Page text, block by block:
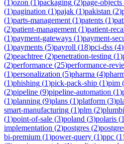
(1)ozon (1)packaging (2)page-objects
(1)pagination (1)pajak (1)pakistan (2)
(1)parts-management (1)patents (1)
(2)patient-management (1)patient-
(1)payment-gateways (1)payment-
(1)payments (5)payroll (18)pci-dss (4)
(2)peachtree (2)penetration-testing (1)
(2)performance (25)performance-
(1)personalization (5)pharma (4)
(1)phishing (1)pick-pack-ship (1)pim (
(2)pipeline (9)pipeline-automation (1)
(1)planning (9)plans (1)platform (3)
smart-manufacturing (1)plm (2)
(1)point-of-sale (3)poland (3)polaris (1
implementation (2)postgres (2)
bi-premium (1)power-query (1)ppc (1